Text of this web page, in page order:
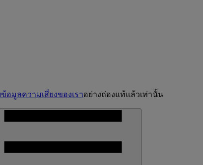
ข้อมูลความเสี่ยงของเราอย่างถ่องแท้แล้วเท่านั้น